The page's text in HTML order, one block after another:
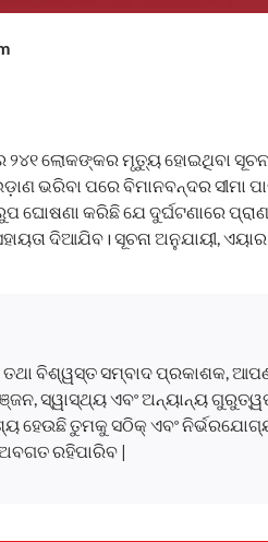
୨୪୧ ଲୋକଙ୍କର ମୃତ୍ୟୁ ହୋଇଥିବା
ଭରିବା ପରେ ବିମାନବନ୍ଦର ସୀମା
ଘୋଷଣା କରିଛି ଯେ ଦୁର୍ଘଟଣାରେ
ଦିଆଯିବ। ସୂଚନା ଅନୁଯାୟୀ,
ବିଶ୍ୱସ୍ତ ସମ୍ବାଦ ପ୍ରକାଶକ,
ସ୍ୱାସ୍ଥ୍ୟ ଏବଂ ଅନ୍ୟାନ୍ୟ
ତୁମକୁ ସଠିକ୍ ଏବଂ
ରହିପାରିବ |